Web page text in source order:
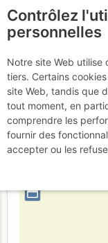
Cima
Italie
+
–
Contrôlez
personnelles
Notre site Web utilise
tiers. Certains
site Web, tandis que
tout moment, en
comprendre les
fournir des
accepter ou les